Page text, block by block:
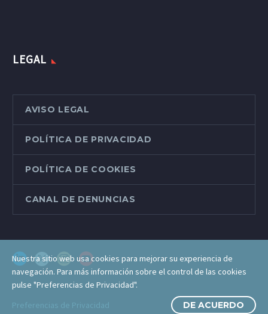
LEGAL
AVISO LEGAL
POLÍTICA DE PRIVACIDAD
POLÍTICA DE COOKIES
CANAL DE DENUNCIAS
Nuestra sitio web usa cookies para mejorar su experiencia de
navegación. Para más información sobre el control de las cookies
pulse "Preferencias de Privacidad".
Preferencias de Privacidad
DE ACUERDO